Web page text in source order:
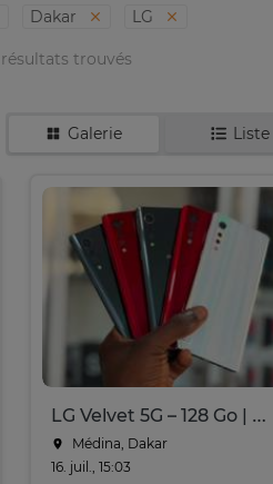
Dakar LG
résultats trouvés
Galerie Liste
LG Velvet 5G – 128 Go | RAM 8 Go
Médina, Dakar
16. juil., 15:03